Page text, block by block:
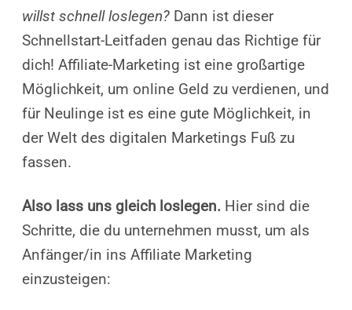
willst schnell loslegen? Dann ist dieser
Schnellstart-Leitfaden genau das Richtige für
dich! Affiliate-Marketing ist eine großartige
Möglichkeit, um online Geld zu verdienen, und
für Neulinge ist es eine gute Möglichkeit, in
der Welt des digitalen Marketings Fuß zu
fassen.
Also lass uns gleich loslegen. Hier sind die
Schritte, die du unternehmen musst, um als
Anfänger/in ins Affiliate Marketing
einzusteigen: